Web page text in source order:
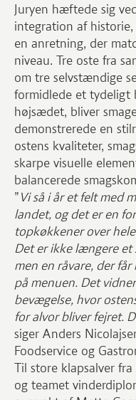
Juryen hæftede sig
integration af
en anretning, der
niveau. Tre oste fra
om tre selvstændige
formidlede et tydeligt
højsædet, bliver
demonstrerede en
ostens kvaliteter,
skarpe visuelle
balancerede
”Vi så i år et felt med
landet, og det er en
topkøkkener over
Det er ikke længere
men en råvare, der
på menuen. Det
bevægelse, hvor
for alvor bliver fejret.
siger Anders
Foodservice og
Til store klapsalver
og teamet